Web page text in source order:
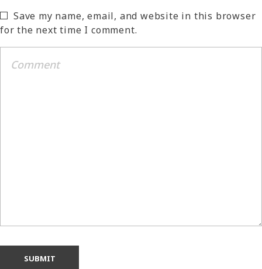
Save my name, email, and website in this browser
for the next time I comment.